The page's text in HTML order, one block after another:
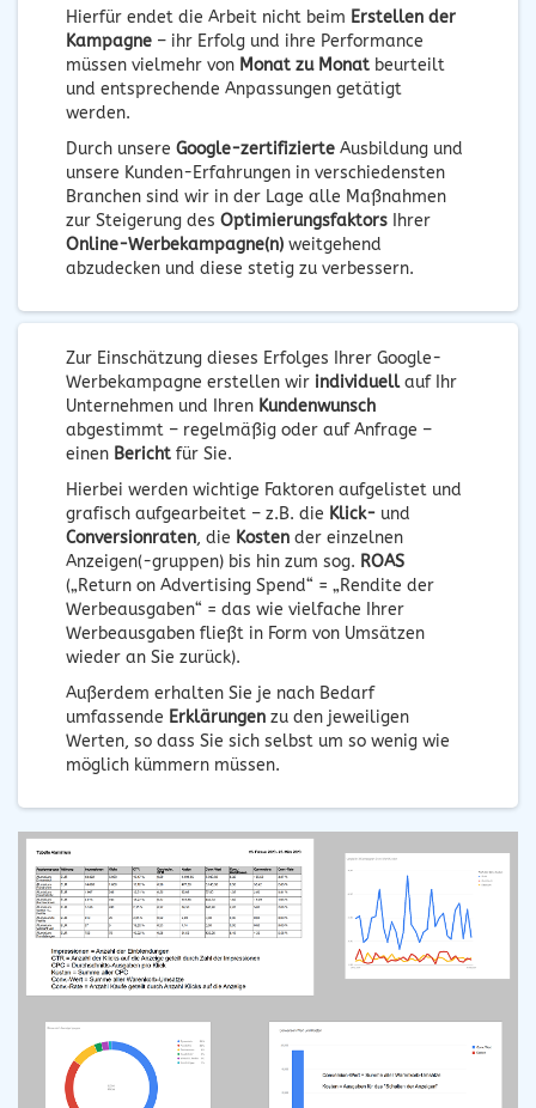
Hierfür endet die Arbeit nicht beim Erstellen der
Kampagne – ihr Erfolg und ihre Performance
müssen vielmehr von Monat zu Monat beurteilt
und entsprechende Anpassungen getätigt
werden.
Durch unsere Google-zertifizierte Ausbildung und
unsere Kunden-Erfahrungen in verschiedensten
Branchen sind wir in der Lage alle Maßnahmen
zur Steigerung des Optimierungsfaktors Ihrer
Online-Werbekampagne(n) weitgehend
abzudecken und diese stetig zu verbessern.
Zur Einschätzung dieses Erfolges Ihrer Google-
Werbekampagne erstellen wir individuellauf Ihr
Unternehmen und Ihren Kundenwunsch
abgestimmt – regelmäßig oder auf Anfrage –
einen Bericht für Sie.
Hierbei werden wichtige Faktoren aufgelistet und
grafisch aufgearbeitet – z.B. die Klick- und
Conversionraten, die Kosten der einzelnen
Anzeigen(-gruppen) bis hin zum sog. ROAS
(„Return on Advertising Spend“ = „Rendite der
Werbeausgaben“ = das wie vielfache Ihrer
Werbeausgaben fließt in Form von Umsätzen
wieder an Sie zurück).
Außerdem erhalten Sie je nach Bedarf
umfassende Erklärungen zu den jeweiligen
Werten, so dass Sie sich selbst um so wenig wie
möglich kümmern müssen.